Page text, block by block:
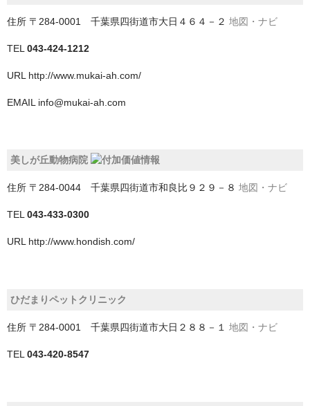
印旛郡栄町
印旛郡酒々井町
印西市
君津市
大網白里市
富津市
住所 〒284-0001 千葉県四街道市大日４６４－２ 地図・ナビ
TEL 043-424-1212
URL http://www.mukai-ah.com/
EMAIL info@mukai-ah.com
美しが丘動物病院
住所 〒284-0044 千葉県四街道市和良比９２９－８ 地図・ナビ
TEL 043-433-0300
URLhttp://www.hondish.com/
ひだまりペットクリニック
住所 〒284-0001 千葉県四街道市大日２８８－１ 地図・ナビ
TEL 043-420-8547